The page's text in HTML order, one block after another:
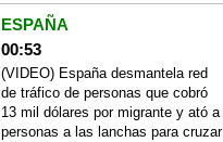
ESPAÑA
00:53
(VIDEO) España desmantela red
de tráfico de personas que cobró
13 mil dólares por migrante y ató a
personas a las lanchas para cruzar